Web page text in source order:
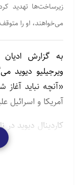
زیرساخت‌ها تهدید
می‌خواهند، او را
به گزارش
ویرجیلیو دیوید
«آنچه نباید
آمریکا و اسرائیل
کاردینال دیوید
شد، گفت:
گسترده‌تر علیه